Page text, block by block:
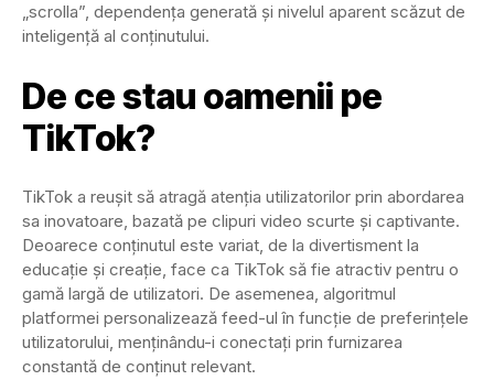
„scrolla”, dependența generată și nivelul aparent scăzut de
inteligență al conținutului.
De ce stau oamenii pe
TikTok?
TikTok a reușit să atragă atenția utilizatorilor prin abordarea
sa inovatoare, bazată pe clipuri video scurte și captivante.
Deoarece conținutul este variat, de la divertisment la
educație și creație, face ca TikTok să fie atractiv pentru o
gamă largă de utilizatori. De asemenea, algoritmul
platformei personalizează feed-ul în funcție de preferințele
utilizatorului, menținându-i conectați prin furnizarea
constantă de conținut relevant.